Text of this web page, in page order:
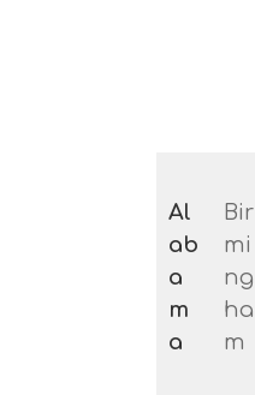
Al
ab
a
m
a
Bir
mi
ng
ha
m